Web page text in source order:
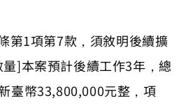
第1項第7款，須敘明後續擴
]本案預計後續工作3年，總
臺幣33,800,000元整，項